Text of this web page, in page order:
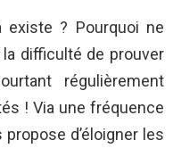
existe ? Pourquoi ne
difficulté de prouver
régulièrement
! Via une fréquence
d’éloigner les